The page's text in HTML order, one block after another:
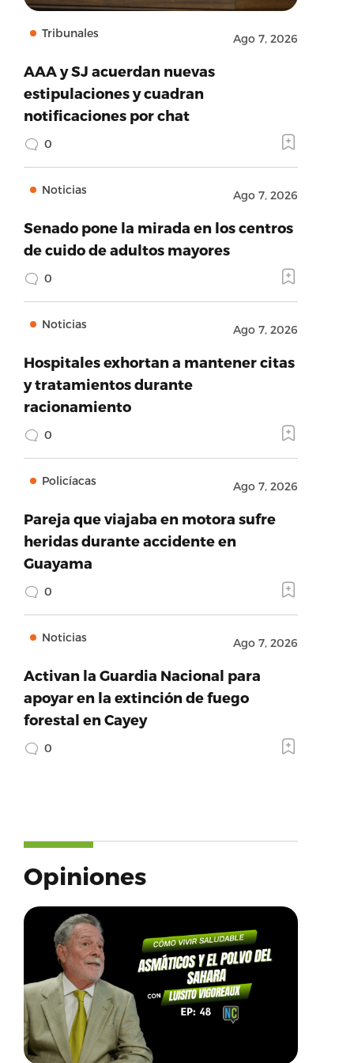
Tribunales Ago 7, 2026
AAA y SJ acuerdan nuevas
estipulaciones y cuadran
notificaciones por chat
0
Noticias Ago 7, 2026
Senado pone la mirada en los centros
de cuido de adultos mayores
0
Noticias Ago 7, 2026
Hospitales exhortan a mantener citas
y tratamientos durante
racionamiento
0
Policíacas Ago 7, 2026
Pareja que viajaba en motora sufre
heridas durante accidente en
Guayama
0
Noticias Ago 7, 2026
Activan la Guardia Nacional para
apoyar en la extinción de fuego
forestal en Cayey
0
Opiniones